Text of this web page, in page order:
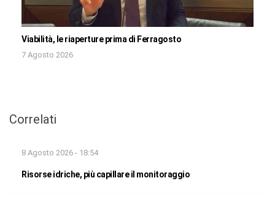
Viabilità, le riaperture prima di Ferragosto
7 Agosto 2026
Correlati
8 Agosto 2026 - 18:54
Risorse idriche, più capillare il monitoraggio